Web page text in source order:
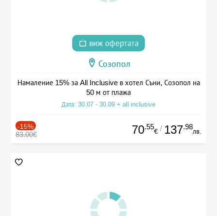
виж офертата
Созопол
Намаление 15% за All Inclusive в хотел Съни, Созопол на
50 м от плажа
Дата: 30.07 - 30.09 + all inclusive
-15%
83.00€ 70.55
€ / 137.98
лв.